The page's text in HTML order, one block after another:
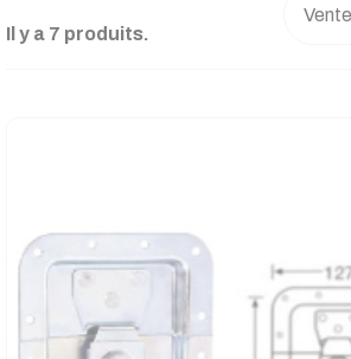
Il y a 7 produits.